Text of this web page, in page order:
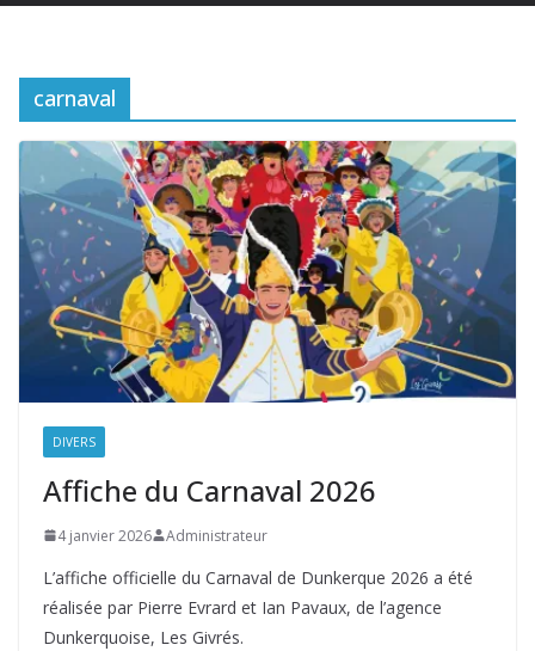
carnaval
DIVERS
Affiche du Carnaval 2026
4 janvier 2026 Administrateur
L’affiche officielle du Carnaval de Dunkerque 2026 a été
réalisée par Pierre Evrard et Ian Pavaux, de l’agence
Dunkerquoise, Les Givrés.